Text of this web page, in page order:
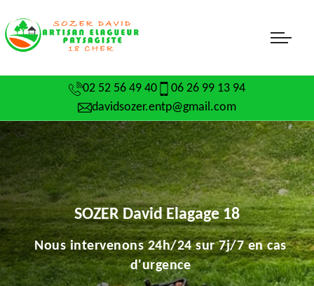
02 52 56 49 40
06 26 99 13 94
davidsozer.entp@gmail.com
SOZER David Elagage 18
Nous intervenons 24h/24 sur 7j/7 en cas
d'urgence